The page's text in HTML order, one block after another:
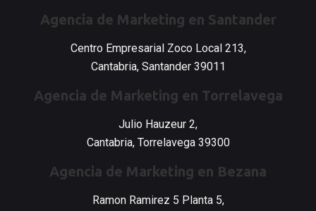
Agencia de Marketing en Santander
Centro Empresarial Zoco Local 213,
Cantabria, Santander 39011
Agencia de Marketing en Torrelavega
Julio Hauzeur 2,
Cantabria, Torrelavega 39300
Agencia de Marketing en Bezana
Ramon Ramirez 5 Planta 5,